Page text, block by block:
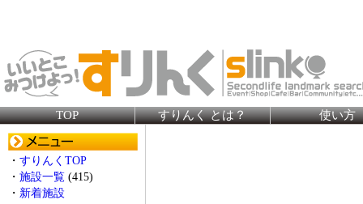
TOP すりんく とは？ 使い方
・ すりんくTOP
・ 施設一覧 (415)
・ 新着施設